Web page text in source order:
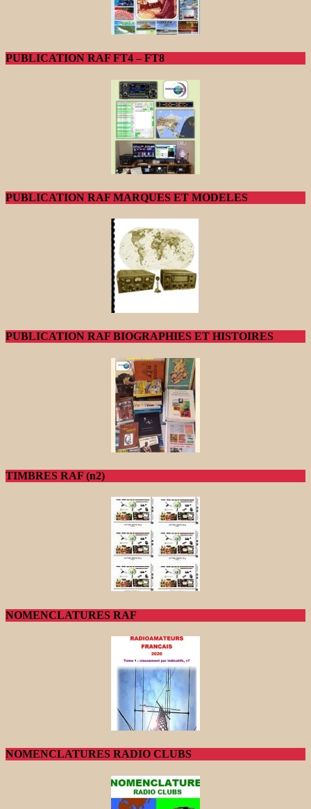
PUBLICATION RAF FT4 – FT8
PUBLICATION RAF MARQUES ET MODELES
PUBLICATION RAF BIOGRAPHIES ET HISTOIRES
TIMBRES RAF (n2)
NOMENCLATURES RAF
NOMENCLATURES RADIO CLUBS